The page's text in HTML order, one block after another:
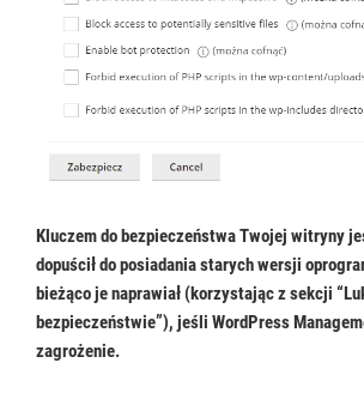
Kluczem do bezpieczeństwa Twojej witryny
dopuścił do posiadania starych wersji
bieżąco je naprawiał (korzystając z sekcji
bezpieczeństwie”), jeśli WordPress
zagrożenie.